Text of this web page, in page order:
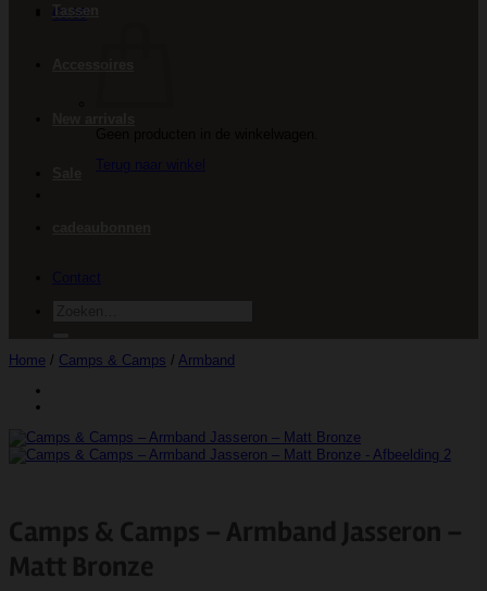
€0.00
Tassen
Home / Camps & Camps / Armband
Camps & Camps – Armband Jasseron –
Matt Bronze